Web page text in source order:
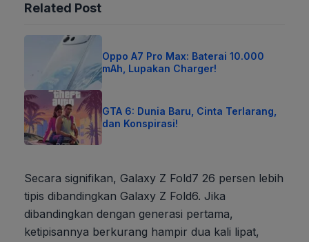
Related Post
Oppo A7 Pro Max: Baterai 10.000
mAh, Lupakan Charger!
GTA 6: Dunia Baru, Cinta Terlarang,
dan Konspirasi!
Secara signifikan, Galaxy Z Fold7 26 persen lebih
tipis dibandingkan Galaxy Z Fold6. Jika
dibandingkan dengan generasi pertama,
ketipisannya berkurang hampir dua kali lipat,